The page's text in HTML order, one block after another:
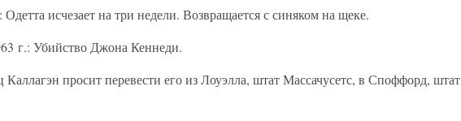
исчезает на три недели. Возвращается с синяком на щеке.
г.: Убийство Джона Кеннеди.
Каллагэн просит перевести его из Лоуэлла, штат Массачусетс, в Споффорд, штат